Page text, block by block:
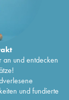
und entdecken
und fundierte